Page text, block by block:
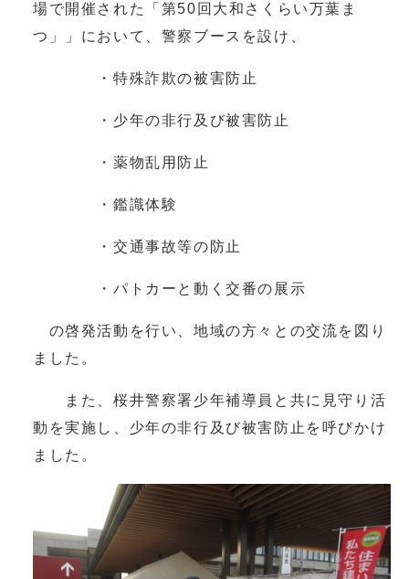
場で開催された「第50回大和さくらい万葉ま
つ」」において、警察ブースを設け、
・特殊詐欺の被害防止
・少年の非行及び被害防止
・薬物乱用防止
・鑑識体験
・交通事故等の防止
・パトカーと動く交番の展示
の啓発活動を行い、地域の方々との交流を図り
ました。
また、桜井警察署少年補導員と共に見守り活
動を実施し、少年の非行及び被害防止を呼びかけ
ました。